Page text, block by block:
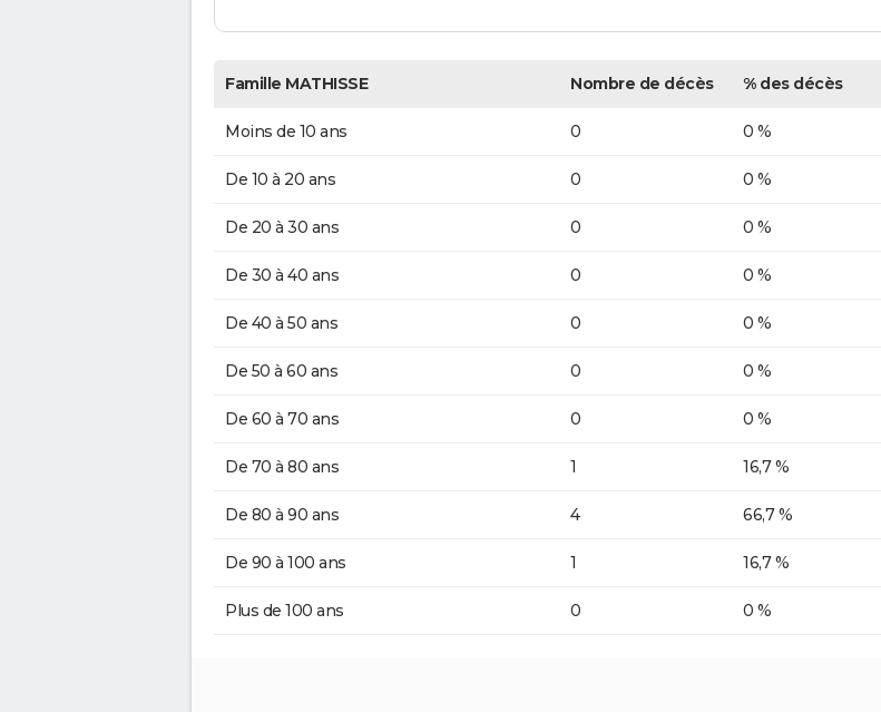
Famille MATHISSE Nombre de décès % des décès
Moins de 10 ans 0 0 %
De 10 à 20 ans 0 0 %
De 20 à 30 ans 0 0 %
De 30 à 40 ans 0 0 %
De 40 à 50 ans 0 0 %
De 50 à 60 ans 0 0 %
De 60 à 70 ans 0 0 %
De 70 à 80 ans 1 16,7 %
De 80 à 90 ans 4 66,7 %
De 90 à 100 ans 1 16,7 %
Plus de 100 ans 0 0 %